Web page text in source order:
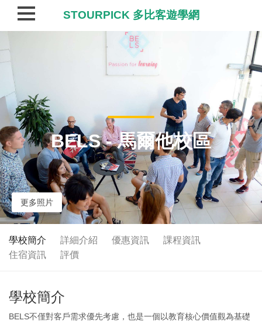
BELS - 馬爾他校區
更多照片
學校簡介 詳細介紹 優惠資訊
課程資訊
住宿資訊
評價
學校簡介
BELS不僅對客戶需求優先考慮，也是一個以教育核心價值觀為基礎
STOURPICK 多比客遊學網